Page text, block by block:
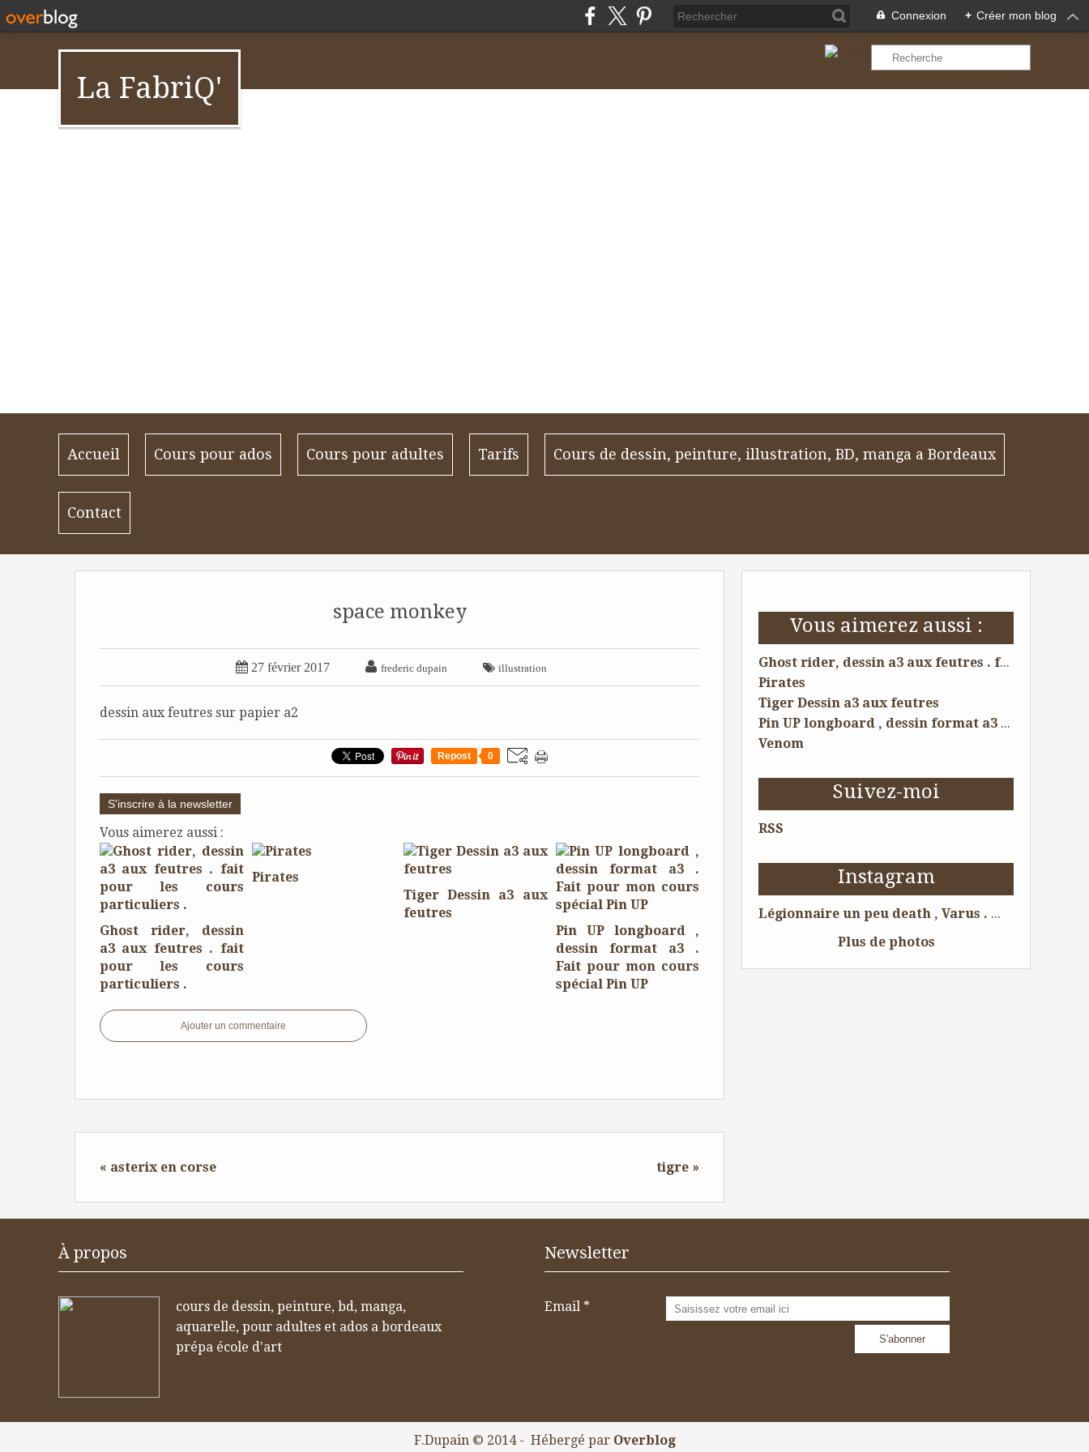
Connexion + Créer mon blog
La FabriQ'
Accueil Cours pour ados Cours pour adultes Tarifs Cours de dessin, peinture, illustration, BD, manga a Bordeaux
Contact
Vous aimerez aussi :
Ghost rider, dessin a3 aux feutres . fait pour les cours particuliers .
Pirates
Tiger Dessin a3 aux feutres
Pin UP longboard , dessin format a3 . Fait pour mon cours spécial Pin UP
Venom
Suivez-moi
RSS
Instagram
Légionnaire un peu death , Varus . 😁 Dessin pour tattoo . #legion #tattoolife #tattoist #tattoo #tattooing #tattoos #tatouage #tatouages #ink #skull #tatoueur #artwork #dessin #boytattoo #tattooart #tattooartist #illustration #bordeauxmaville #bordeaux #dessin #amazingink #chesttattoo #tattooftheday #sleevetattoo #illustrator #romanempire #skeleton #draw #crane #legionnaire @Bordeaux, France
Plus de photos
space monkey
 27 février 2017  frederic dupain  illustration
dessin aux feutres sur papier a2
Repost 0
S'inscrire à la newsletter
Vous aimerez aussi :
Ghost rider, dessin
a3 aux feutres . fait
pour les cours
particuliers .
Pirates
Tiger Dessin a3 aux
feutres
Pin UP longboard ,
dessin format a3 .
Fait pour mon cours
spécial Pin UP
Ajouter un commentaire
« asterix en corse tigre »
À propos
cours de dessin, peinture, bd, manga,
aquarelle, pour adultes et ados a bordeaux
prépa école d'art
Newsletter
Email
F.Dupain © 2014 - Hébergé par Overblog